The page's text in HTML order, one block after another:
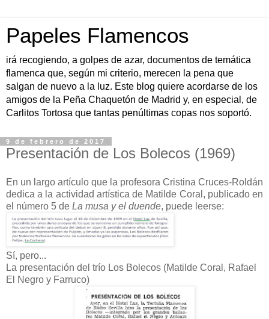
Papeles Flamencos
irá recogiendo, a golpes de azar, documentos de temática
flamenca que, según mi criterio, merecen la pena que
salgan de nuevo a la luz. Este blog quiere acordarse de los
amigos de la Peña Chaquetón de Madrid y, en especial, de
Carlitos Tortosa que tantas penúltimas copas nos soportó.
9 de febrero de 2017
Presentación de Los Bolecos (1969)
En un largo artículo que la profesora Cristina Cruces-Roldán
dedica a la actividad artística de Matilde Coral, publicado en
el número 5 de La musa y el duende, puede leerse:
Sí, pero...
La presentación del trío Los Bolecos (Matilde Coral, Rafael
El Negro y Farruco)